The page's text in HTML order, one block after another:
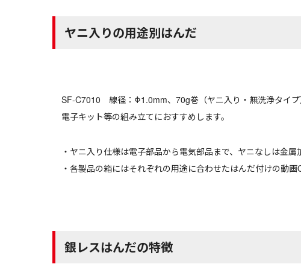
ヤニ入りの用途別はんだ
SF-C7010 線径：Φ1.0mm、70g巻（ヤニ入り・無洗浄タイプ
電子キット等の組み立てにおすすめします。
・ヤニ入り仕様は電子部品から電気部品まで、ヤニなしは金
・各製品の箱にはそれぞれの用途に合わせたはんだ付けの動
銀レスはんだの特徴